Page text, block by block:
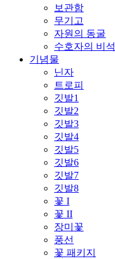
보관함
무기고
자원의 동굴
수호자의 비석
기념물
닌자
트로피
깃발1
깃발2
깃발3
깃발4
깃발5
깃발6
깃발7
깃발8
꽃 I
꽃 II
장미꽃
풍선
꽃 패키지